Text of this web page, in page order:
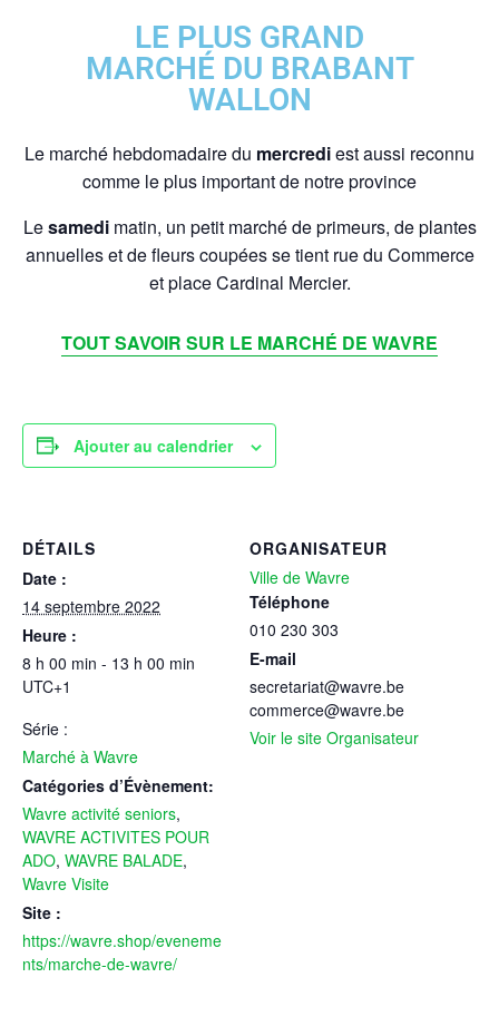
LE PLUS GRAND
MARCHÉ DU BRABANT
WALLON
Le marché hebdomadaire du mercrediest aussi reconnu
comme le plus important de notre province
Lesamedimatin, un petit marché de primeurs, de plantes
annuelles et de fleurs coupées se tient rue du Commerce
et place Cardinal Mercier.
TOUT SAVOIR SUR LE MARCHÉ DE WAVRE
Ajouter au calendrier
DÉTAILS
Date :
14 septembre 2022
Heure :
8 h 00 min - 13 h 00 min
UTC+1
Série :
Marché à Wavre
Catégories d’Évènement:
Wavre activité seniors,
WAVRE ACTIVITES POUR
ADO, WAVRE BALADE,
Wavre Visite
Site :
https://wavre.shop/eveneme
nts/marche-de-wavre/
ORGANISATEUR
Ville de Wavre
Téléphone
010 230 303
E-mail
secretariat@wavre.be
commerce@wavre.be
Voir le site Organisateur